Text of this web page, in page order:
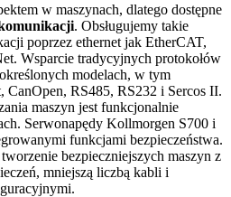
w maszynach, dlatego dostępne
. Obsługujemy takie
poprzez ethernet jak EtherCAT,
Wsparcie tradycyjnych protokołów
modelach, w tym
CanOpen, RS485, RS232 i Sercos II.
maszyn jest funkcjonalnie
Serwonapędy Kollmorgen S700 i
funkcjami bezpieczeństwa.
bezpieczniejszych maszyn z
mniejszą liczbą kabli i